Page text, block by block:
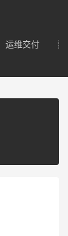
运维交付 数